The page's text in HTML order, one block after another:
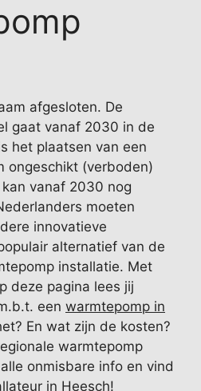
afgesloten. De
gaat vanaf 2030 in de
het plaatsen van een
ongeschikt (verboden)
vanaf 2030 nog
moeten
innovatieve
alternatief van de
installatie. Met
deze pagina lees jij
een warmtepomp in
En wat zijn de kosten?
warmtepomp
onmisbare info en vind
in Heesch!